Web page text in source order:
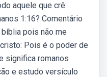
aquele que crê:
1:16? Comentário
pois não me
Pois é o poder de
significa romanos
e estudo versículo